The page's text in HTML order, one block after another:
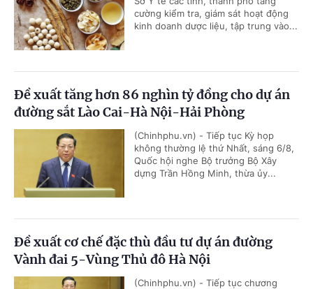
cường kiểm tra, giám sát hoạt động
kinh doanh dược liệu, tập trung vào...
Đề xuất tăng hơn 86 nghìn tỷ đồng cho dự án
đường sắt Lào Cai-Hà Nội-Hải Phòng
(Chinhphu.vn) - Tiếp tục Kỳ họp
không thường lệ thứ Nhất, sáng 6/8,
Quốc hội nghe Bộ trưởng Bộ Xây
dựng Trần Hồng Minh, thừa ủy...
Đề xuất cơ chế đặc thù đầu tư dự án đường
Vành đai 5-Vùng Thủ đô Hà Nội
(Chinhphu.vn) - Tiếp tục chương